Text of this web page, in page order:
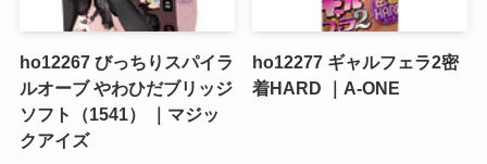
ho12267 びっちりスパイラ
ルオーブ やわひだブリッジ
ソフト（1541） ｜マジッ
クアイズ
ho12277 ギャルフェラ2密
着HARD ｜A-ONE